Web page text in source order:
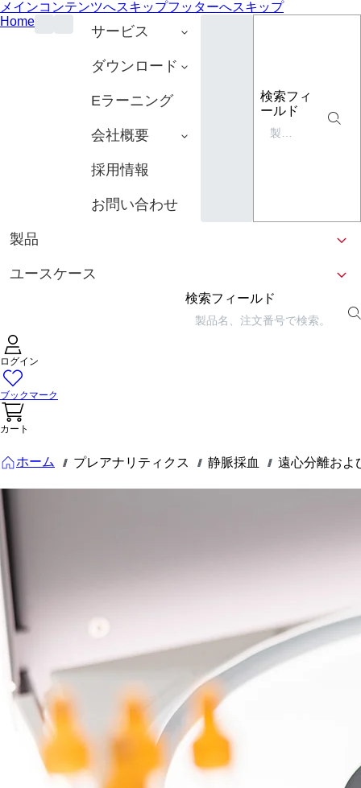
メインコンテンツへスキップフッターへスキップ
Home
サービス
ダウンロード
Eラーニング
会社概要
採用情報
お問い合わせ
検索フィ
ールド
製品
ユースケース
検索フィールド
ログイン
ブックマーク
カート
ホーム /// プレアナリティクス /// 静脈採血 /// 遠心分離およ